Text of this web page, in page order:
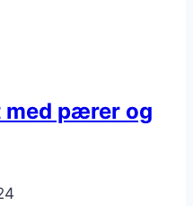
med pærer og